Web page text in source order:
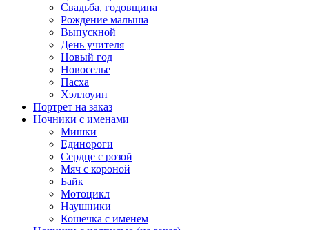
Свадьба, годовщина
Рождение малыша
Выпускной
День учителя
Новый год
Новоселье
Пасха
Хэллоуин
Портрет на заказ
Ночники с именами
Мишки
Единороги
Сердце с розой
Мяч с короной
Байк
Мотоцикл
Наушники
Кошечка с именем